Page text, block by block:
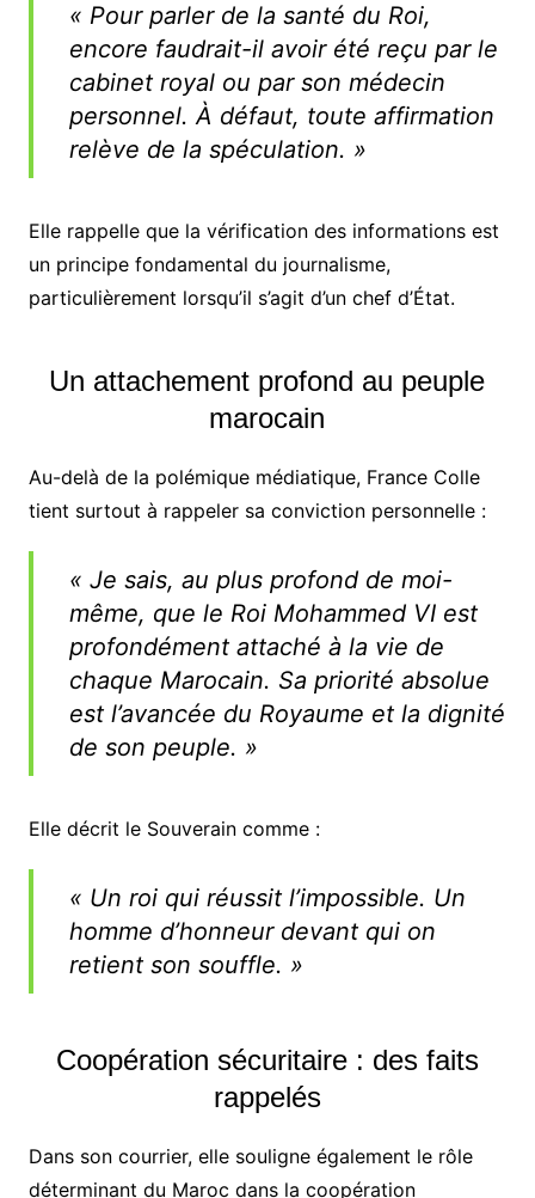
« Pour parler de la santé du Roi,
encore faudrait-il avoir été reçu par le
cabinet royal ou par son médecin
personnel. À défaut, toute affirmation
relève de la spéculation. »
Elle rappelle que la vérification des informations est
un principe fondamental du journalisme,
particulièrement lorsqu’il s’agit d’un chef d’État.
Un attachement profond au peuple
marocain
Au-delà de la polémique médiatique, France Colle
tient surtout à rappeler sa conviction personnelle :
« Je sais, au plus profond de moi-
même, que le Roi Mohammed VI est
profondément attaché à la vie de
chaque Marocain. Sa priorité absolue
est l’avancée du Royaume et la dignité
de son peuple. »
Elle décrit le Souverain comme :
« Un roi qui réussit l’impossible. Un
homme d’honneur devant qui on
retient son souffle. »
Coopération sécuritaire : des faits
rappelés
Dans son courrier, elle souligne également le rôle
déterminant du Maroc dans la coopération